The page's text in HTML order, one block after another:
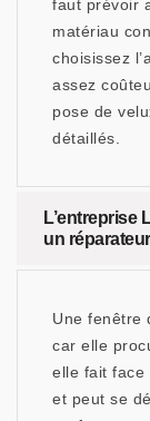
faut prévoir
matériau
choisissez
assez
pose de
détaillés.
L’entreprise
un
Une fenêtre
car elle
elle fait face
et peut se